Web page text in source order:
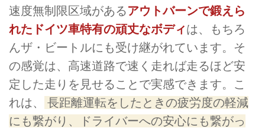
速度無制限区域があるアウトバーンで鍛えら
れたドイツ車特有の頑丈なボディは、もちろ
んザ・ビートルにも受け継がれています。そ
の感覚は、高速道路で速く走れば走るほど安
定した走りを見せることで実感できます。こ
れは、
長距離運転をしたときの疲労度の軽減
にも繋がり、ドライバーへの安心にも繋がっ